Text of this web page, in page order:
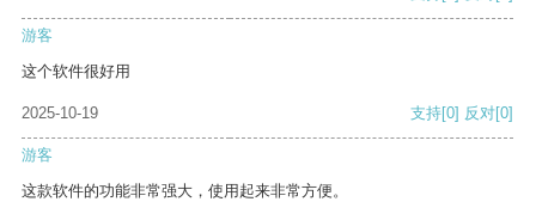
游客
这个软件很好用
2025-10-19 支持[0] 反对[0]
游客
这款软件的功能非常强大，使用起来非常方便。